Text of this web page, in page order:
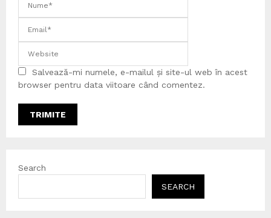
Salvează-mi numele, e-mailul și site-ul web în acest
browser pentru data viitoare când comentez.
Search
SEARCH